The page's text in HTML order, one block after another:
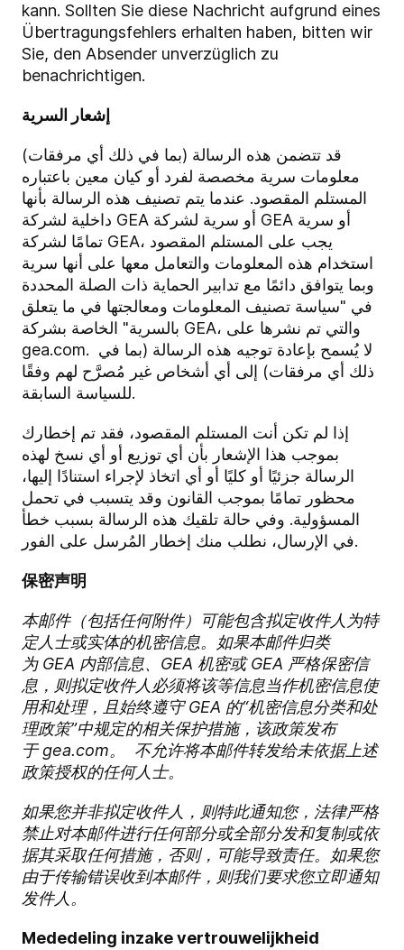
kann. Sollten Sie diese Nachricht aufgrund eines
Übertragungsfehlers erhalten haben, bitten wir
Sie, den Absender unverzüglich zu
benachrichtigen.
إشعار السرية
قد تتضمن هذه الرسالة (بما في ذلك أي مرفقات)
معلومات سرية مخصصة لفرد أو كيان معين باعتباره
المستلم المقصود. عندما يتم تصنيف هذه الرسالة بأنها
داخلية لشركة GEA أو سرية لشركة GEA أو سرية
تمامًا لشركة GEA، يجب على المستلم المقصود
استخدام هذه المعلومات والتعامل معها على أنها سرية
وبما يتوافق دائمًا مع تدابير الحماية ذات الصلة المحددة
في "سياسة تصنيف المعلومات ومعالجتها في ما يتعلق
بالسرية" الخاصة بشركة GEA، والتي تم نشرها على
gea.com. لا يُسمح بإعادة توجيه هذه الرسالة (بما في
ذلك أي مرفقات) إلى أي أشخاص غير مُصرَّح لهم وفقًا
للسياسة السابقة.
إذا لم تكن أنت المستلم المقصود، فقد تم إخطارك
بموجب هذا الإشعار بأن أي توزيع أو أي نسخ لهذه
الرسالة جزئيًا أو كليًا أو أي اتخاذ لإجراء استنادًا إليها،
محظور تمامًا بموجب القانون وقد يتسبب في تحمل
المسؤولية. وفي حالة تلقيك هذه الرسالة بسبب خطأ
في الإرسال، نطلب منك إخطار المُرسل على الفور.
保密声明
本邮件（包括任何附件）可能包含拟定收件人为特
定人士或实体的机密信息。如果本邮件归类
为 GEA 内部信息、 GEA 机密或 GEA 严格保密信
息 ，则拟定收件人必须将该等信息当作机密信息使
用和处理，且始终遵守 GEA 的“机密信息分类和处
理政策”中规定的相关保护措施，该政策发布
于gea.com。
不允许将本邮件转发给未依据上述
政策授权的任何人士。
如果您并非拟定收件人，则特此通知您，法律严格
禁止对本邮件进行任何部分或全部分发和复制或依
据其采取任何措施，否则，可能导致责任。如果您
由于传输错误收到本邮件，则我们要求您立即通知
发件人。
Mededeling inzake vertrouwelijkheid